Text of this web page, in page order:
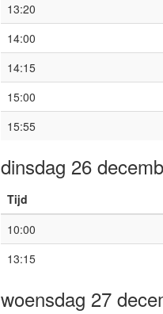
13:20
14:00
14:15
15:00
15:55
dinsdag 26
Tijd
10:00
13:15
woensdag 27